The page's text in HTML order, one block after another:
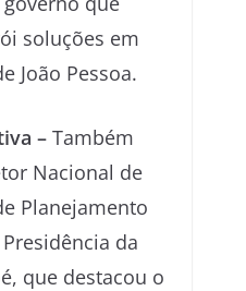
soluções em
João Pessoa.
– Também
Nacional de
Planejamento
da
que destacou o